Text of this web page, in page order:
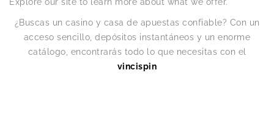
Explore our site to learn more about what we offer.
¿Buscas un casino y casa de apuestas confiable? Con un
acceso sencillo, depósitos instantáneos y un enorme
catálogo, encontrarás todo lo que necesitas con el
vincispin